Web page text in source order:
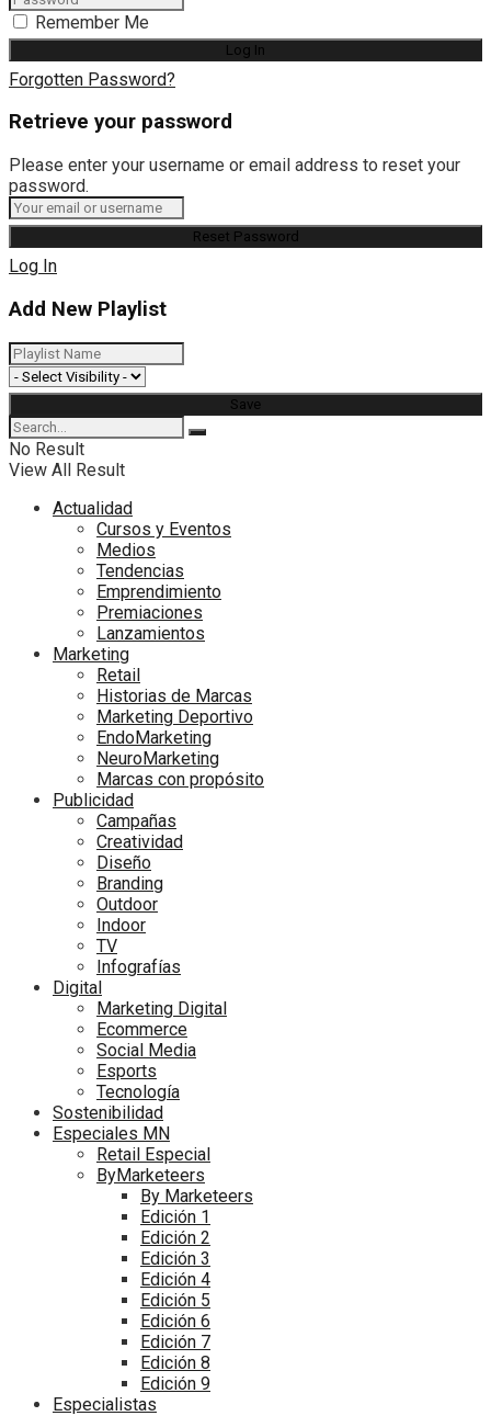
Remember Me
Forgotten Password?
Retrieve your password
Please enter your username or email address to reset your
password.
Log In
Add New Playlist
No Result
View All Result
Actualidad
Cursos y Eventos
Medios
Tendencias
Emprendimiento
Premiaciones
Lanzamientos
Marketing
Retail
Historias de Marcas
Marketing Deportivo
EndoMarketing
NeuroMarketing
Marcas con propósito
Publicidad
Campañas
Creatividad
Diseño
Branding
Outdoor
Indoor
TV
Infografías
Digital
Marketing Digital
Ecommerce
Social Media
Esports
Tecnología
Sostenibilidad
Especiales MN
Retail Especial
ByMarketeers
By Marketeers
Edición 1
Edición 2
Edición 3
Edición 4
Edición 5
Edición 6
Edición 7
Edición 8
Edición 9
Especialistas